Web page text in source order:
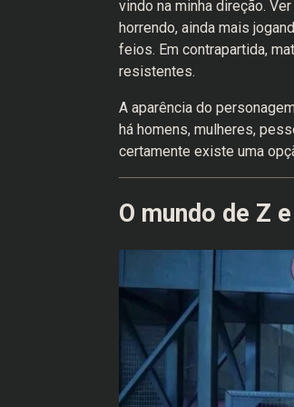
vindo na minha direção.
horrendo, ainda mais
feios. Em contrapartida,
resistentes.
A aparência do
há homens, mulheres,
certamente existe uma
O mundo de Z